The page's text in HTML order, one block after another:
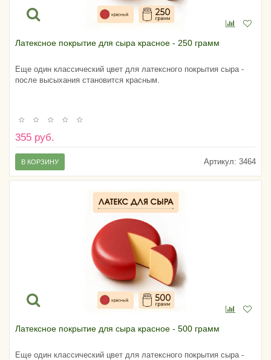
Латексное покрытие для сыра красное - 250 грамм
Еще один классический цвет для латексного покрытия сыра -
после высыхания становится красным.
355 руб.
Артикул: 3464
В КОРЗИНУ
Латексное покрытие для сыра красное - 500 грамм
Еще один классический цвет для латексного покрытия сыра -